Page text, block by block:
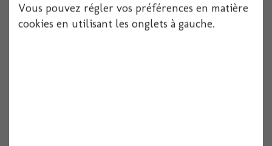
Vous pouvez régler vos préférences en matière
cookies en utilisant les onglets à gauche.